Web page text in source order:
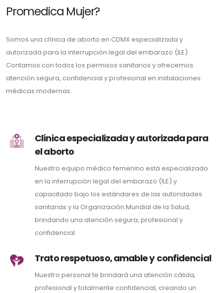
Promedica Mujer?
Somos una clínica de aborto en CDMX especializada y
autorizada para la interrupción legal del embarazo (ILE).
Contamos con todos los permisos sanitarios y ofrecemos
atención segura, confidencial y profesional en instalaciones
médicas modernas.
Clínica especializada y autorizada para
el aborto
Nuestro equipo médico femenino está especializado
en la interrupción legal del embarazo (ILE) y
capacitado bajo los estándares de las autoridades
sanitarias y la Organización Mundial de la Salud,
brindando una atención segura, profesional y
confidencial.
Trato respetuoso, amable y confidencial
Nuestro personal te brindará una atención cálida,
profesional y totalmente confidencial, creando un